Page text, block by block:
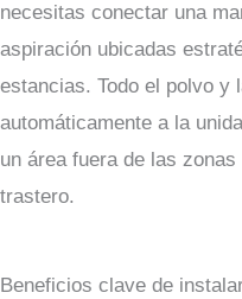
necesitas conectar una
aspiración ubicadas
estancias. Todo el polvo y
automáticamente a la
un área fuera de las
trastero.
Beneficios clave de